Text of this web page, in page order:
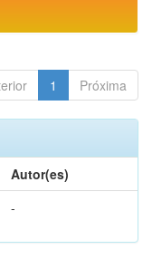
1 Próxima
Autor(es)
-